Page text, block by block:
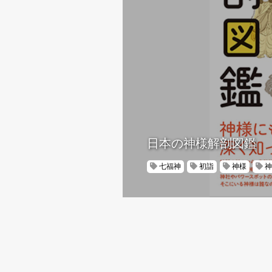
日本の神様解剖図鑑
七福神 初詣 神様